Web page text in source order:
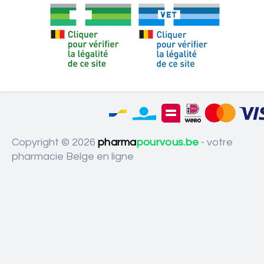
Copyright © 2026 pharmapourvous.be - votre
pharmacie Belge en ligne